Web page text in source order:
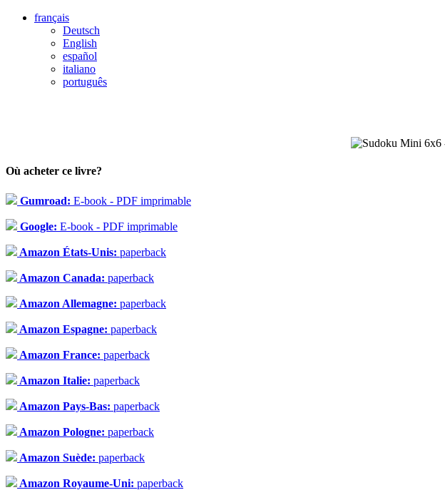
français
Deutsch
English
español
italiano
português
Où acheter ce livre?
Gumroad: E-book - PDF imprimable
Google: E-book - PDF imprimable
Amazon États-Unis: paperback
Amazon Canada: paperback
Amazon Allemagne: paperback
Amazon Espagne: paperback
Amazon France: paperback
Amazon Italie: paperback
Amazon Pays-Bas: paperback
Amazon Pologne: paperback
Amazon Suède: paperback
Amazon Royaume-Uni: paperback